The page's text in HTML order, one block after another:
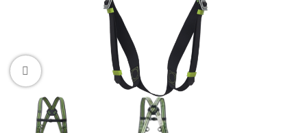
Click to enlarge